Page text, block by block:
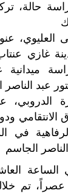
حالة،
العليوي،
غازي
ميدانية
عبد الناصر
الدروبي،
في
الجاسم
تم